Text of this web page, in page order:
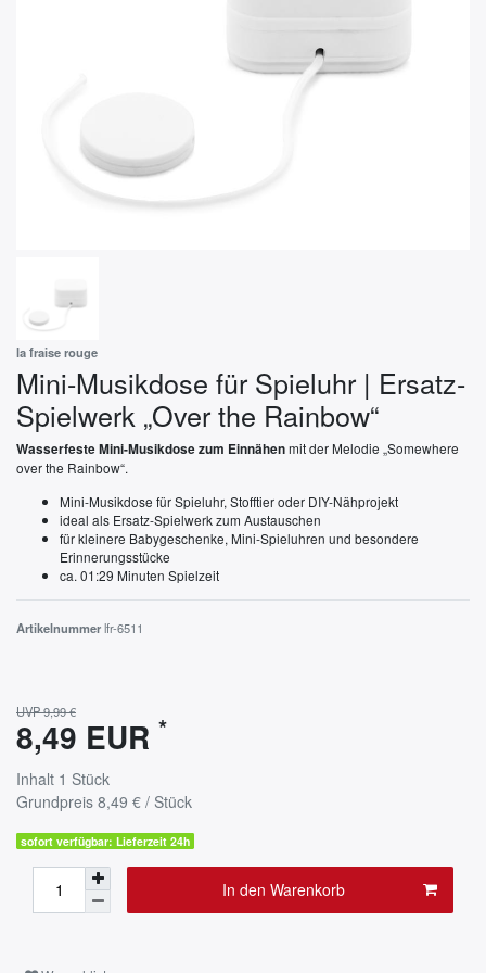
la fraise rouge
Mini-Musikdose für Spieluhr | Ersatz-
Spielwerk „Over the Rainbow“
Wasserfeste Mini-Musikdose zum Einnähenmit der Melodie „Somewhere
over the Rainbow“.
Mini-Musikdose für Spieluhr, Stofftier oder DIY-Nähprojekt
ideal als Ersatz-Spielwerk zum Austauschen
für kleinere Babygeschenke, Mini-Spieluhren und besondere
Erinnerungsstücke
ca. 01:29 Minuten Spielzeit
Artikelnummerlfr-6511
UVP 9,99 €
8,49 EUR *
Inhalt 1 Stück
Grundpreis 8,49 € / Stück
sofort verfügbar: Lieferzeit 24h
In den Warenkorb